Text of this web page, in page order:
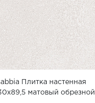
Плитка настенная
матовый обрезной